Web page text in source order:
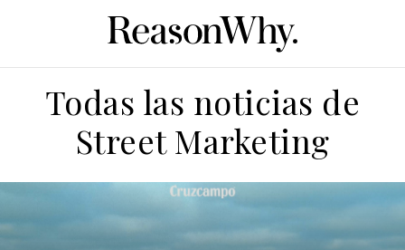
Todas las noticias de
Street Marketing